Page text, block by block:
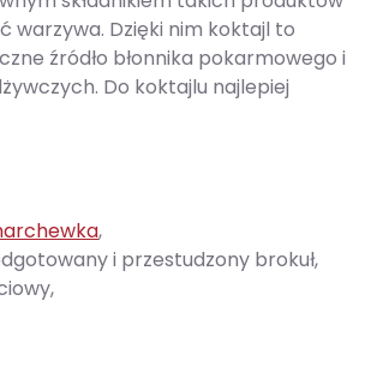
warzywa. Dzięki nim koktajl to
źródło błonnika pokarmowego i
Do koktajlu najlepiej
,
i przestudzony brokuł,